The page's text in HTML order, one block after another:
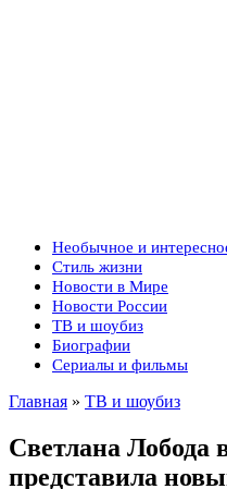
Необычное и
Стиль жизни
Новости в Мире
Новости России
ТВ и шоубиз
Биографии
Сериалы и фильмы
Главная » ТВ и шоубиз
Светлана Лобода
представила